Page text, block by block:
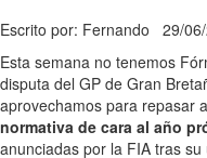
Escrito por: Fernando 29/
Esta semana no tenemos
disputa del GP de Gran
aprovechamos para repasar
normativa de cara al año
anunciadas por la FIA tras